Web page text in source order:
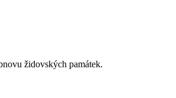
židovských památek.